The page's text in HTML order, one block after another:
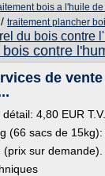
bois a l'huile
/ traitement plancher
du bois contre
contre
de
4,80 EUR
(66 sacs de 15kg):
sur demande).